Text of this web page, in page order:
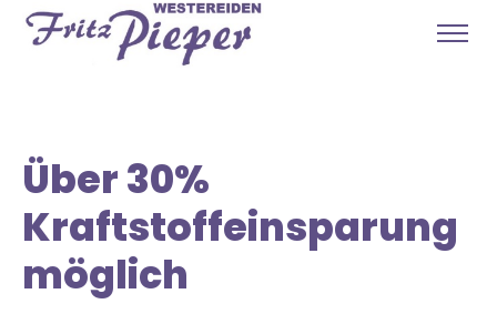
Über 30%
Kraftstoffeinsparung
möglich